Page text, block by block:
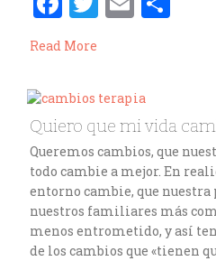
a
ce
b
o
o
k
te
r
l
ar
ti
r
Read More
Quiero que mi vida
Queremos cambios, que
todo cambie a mejor. En
entorno cambie, que nuestra
nuestros familiares más
menos entrometido, y así
de los cambios que «tienen